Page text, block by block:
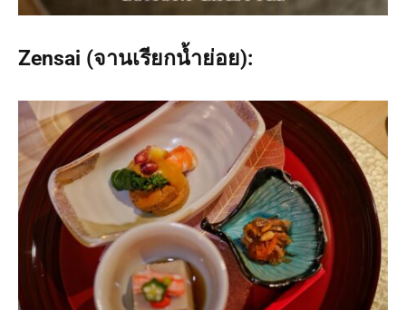
Zensai (จานเรียกน้ำย่อย):